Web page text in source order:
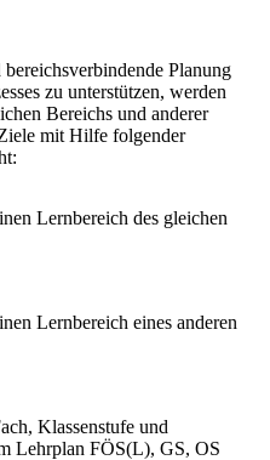
Planung
zu unterstützen, werden
Bereichs und anderer
mit Hilfe folgender
Lernbereich des gleichen
Lernbereich eines anderen
Klassenstufe und
Lehrplan FÖS(L), GS, OS